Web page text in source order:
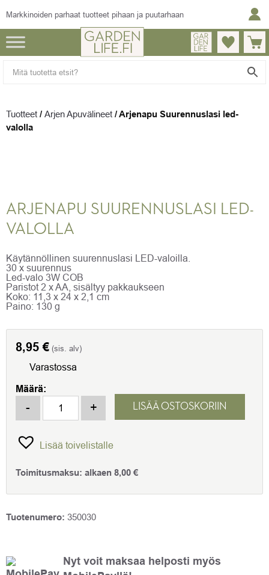
Markkinoiden parhaat tuotteet pihaan ja puutarhaan
Tuotteet / Arjen Apuvälineet /Arjenapu Suurennuslasi led-
valolla
ARJENAPU SUURENNUSLASI LED-
VALOLLA
Käytännöllinen suurennuslasi LED-valoilla.
30 x suurennus
Led-valo 3W COB
Paristot 2 x AA, sisältyy pakkaukseen
Koko: 11,3 x 24 x 2,1 cm
Paino: 130 g
8,95€ (sis. alv)
Varastossa
Määrä:
Arjenapu Suurennuslasi led-valolla määrä
- + LISÄÄ OSTOSKORIIN
Lisää toivelistalle
Toimitusmaksu: alkaen 8,00 €
Tuotenumero: 350030
Nyt voit maksaa helposti myös